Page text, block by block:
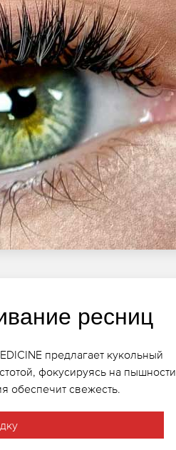
ресниц
предлагает кукольный
фокусируясь на пышности
обеспечит свежесть.